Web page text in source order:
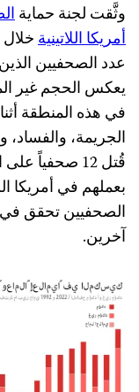
وثَّقت لجنة حماية
أمريكا اللاتينية
عدد الصحفيين
يعكس الحجم غير
في هذه المنطقة
الجريمة،
قُتل 12 صحفياً
بعملهم في أمريكا
آخرين.